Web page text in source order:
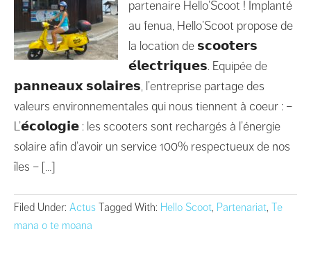
partenaire Hello’Scoot ! Implanté
au fenua, Hello’Scoot propose de
la location de 𝘀𝗰𝗼𝗼𝘁𝗲𝗿𝘀
𝗲́𝗹𝗲𝗰𝘁𝗿𝗶𝗾𝘂𝗲𝘀. Equipée de
𝗽𝗮𝗻𝗻𝗲𝗮𝘂𝘅 𝘀𝗼𝗹𝗮𝗶𝗿𝗲𝘀, l’entreprise partage des
valeurs environnementales qui nous tiennent à coeur : –
L’𝗲́𝗰𝗼𝗹𝗼𝗴𝗶𝗲 : les scooters sont rechargés à l’énergie
solaire afin d’avoir un service 100% respectueux de nos
îles – […]
Filed Under: Actus Tagged With: Hello Scoot, Partenariat, Te
mana o te moana